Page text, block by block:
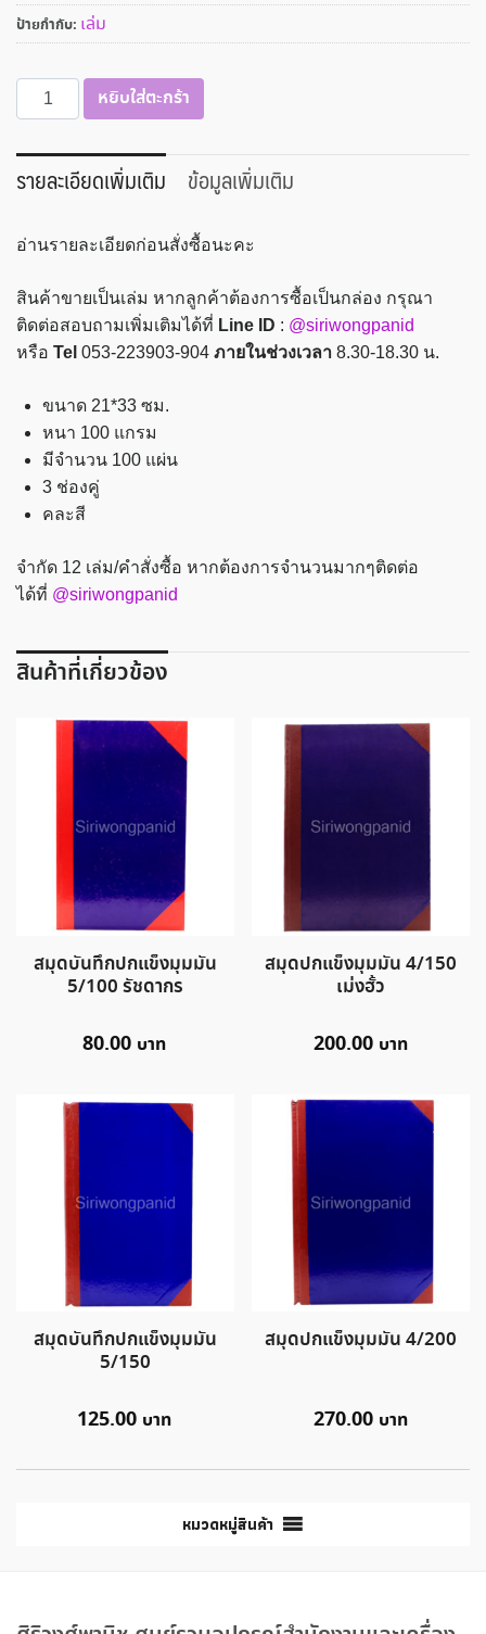
ป้ายกำกับ: เล่ม
จำนวน
สมุด
มุม
มัน
3ช่อง
หยิบใส่ตะกร้า
รายละเอียดเพิ่มเติม ข้อมูลเพิ่มเติม
อ่านรายละเอียดก่อนสั่งซื้อนะคะ
สินค้าขายเป็นเล่ม หากลูกค้าต้องการซื้อเป็นกล่อง กรุณา
ติดต่อสอบถามเพิ่มเติมได้ที่ Line ID : @siriwongpanid
หรือ Tel 053-223903-904 ภายในช่วงเวลา 8.30-18.30 น.
ขนาด 21*33 ซม.
หนา 100 แกรม
มีจำนวน 100 แผ่น
3 ช่องคู่
คละสี
จำกัด 12 เล่ม/คำสั่งซื้อ หากต้องการจำนวนมากๆติดต่อ
ได้ที่ @siriwongpanid
สินค้าที่เกี่ยวข้อง
สมุดบันทึกปกแข็งมุมมัน
5/100 รัชดากร
80.00
สมุดปกแข็งมุมมัน 4/150
เม่งฮั้ว
200.00
สมุดบันทึกปกแข็งมุมมัน
5/150
125.00
สมุดปกแข็งมุมมัน 4/200
270.00
หมวดหมู่สินค้า